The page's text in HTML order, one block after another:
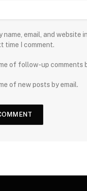
name, email, and website
time I comment.
of follow-up comments
of new posts by email.